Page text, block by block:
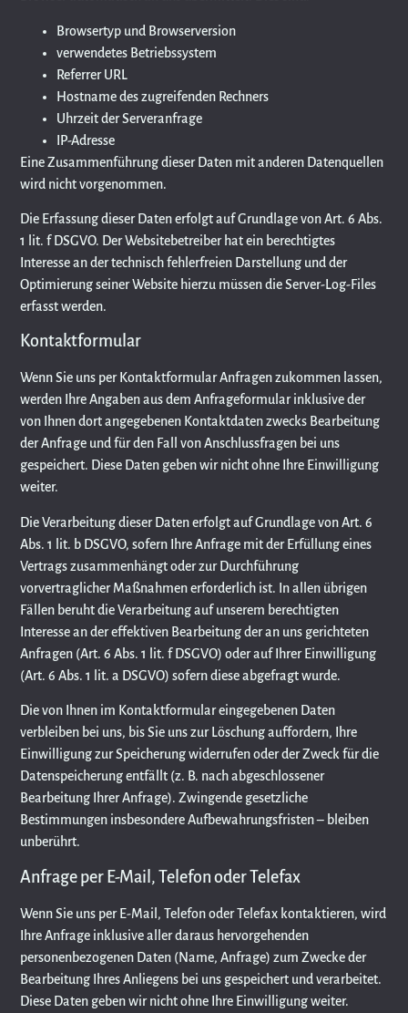
Browsertyp und Browserversion
verwendetes Betriebssystem
Referrer URL
Hostname des zugreifenden Rechners
Uhrzeit der Serveranfrage
IP-Adresse
Eine Zusammenführung dieser Daten mit anderen Datenquellen
wird nicht vorgenommen.
Die Erfassung dieser Daten erfolgt auf Grundlage von Art. 6 Abs.
1 lit. f DSGVO. Der Websitebetreiber hat ein berechtigtes
Interesse an der technisch fehlerfreien Darstellung und der
Optimierung seiner Website hierzu müssen die Server-Log-Files
erfasst werden.
Kontaktformular
Wenn Sie uns per Kontaktformular Anfragen zukommen lassen,
werden Ihre Angaben aus dem Anfrageformular inklusive der
von Ihnen dort angegebenen Kontaktdaten zwecks Bearbeitung
der Anfrage und für den Fall von Anschlussfragen bei uns
gespeichert. Diese Daten geben wir nicht ohne Ihre Einwilligung
weiter.
Die Verarbeitung dieser Daten erfolgt auf Grundlage von Art. 6
Abs. 1 lit. b DSGVO, sofern Ihre Anfrage mit der Erfüllung eines
Vertrags zusammenhängt oder zur Durchführung
vorvertraglicher Maßnahmen erforderlich ist. In allen übrigen
Fällen beruht die Verarbeitung auf unserem berechtigten
Interesse an der effektiven Bearbeitung der an uns gerichteten
Anfragen (Art. 6 Abs. 1 lit. f DSGVO) oder auf Ihrer Einwilligung
(Art. 6 Abs. 1 lit. a DSGVO) sofern diese abgefragt wurde.
Die von Ihnen im Kontaktformular eingegebenen Daten
verbleiben bei uns, bis Sie uns zur Löschung auffordern, Ihre
Einwilligung zur Speicherung widerrufen oder der Zweck für die
Datenspeicherung entfällt (z. B. nach abgeschlossener
Bearbeitung Ihrer Anfrage). Zwingende gesetzliche
Bestimmungen insbesondere Aufbewahrungsfristen – bleiben
unberührt.
Anfrage per E-Mail, Telefon oder Telefax
Wenn Sie uns per E-Mail, Telefon oder Telefax kontaktieren, wird
Ihre Anfrage inklusive aller daraus hervorgehenden
personenbezogenen Daten (Name, Anfrage) zum Zwecke der
Bearbeitung Ihres Anliegens bei uns gespeichert und verarbeitet.
Diese Daten geben wir nicht ohne Ihre Einwilligung weiter.